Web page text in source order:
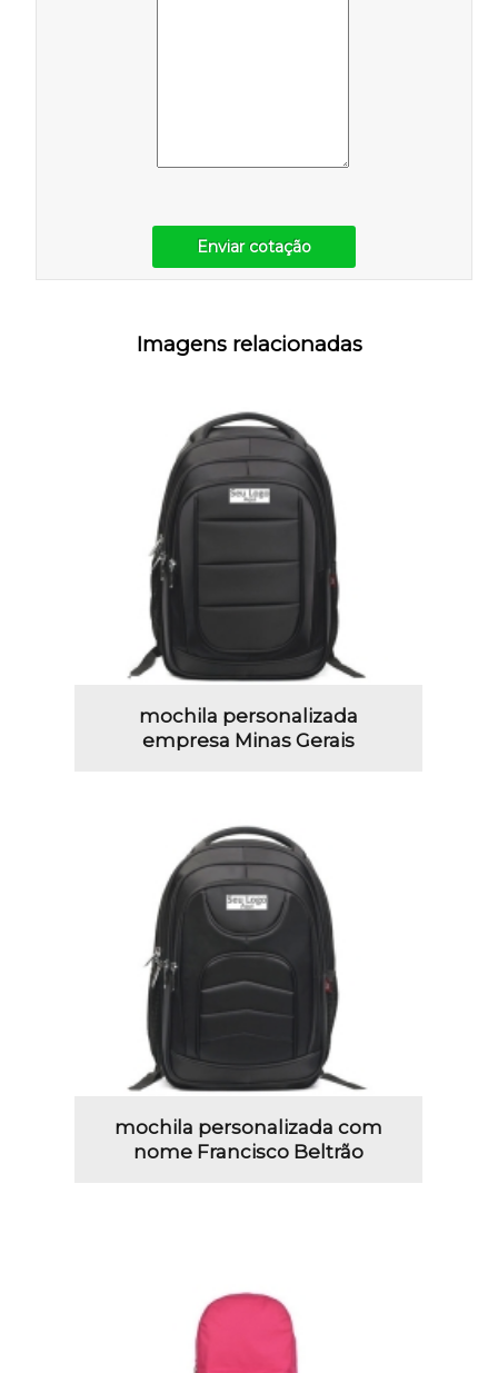
Enviar cotação
Imagens relacionadas
mochila personalizada
empresa Minas Gerais
mochila personalizada com
nome Francisco Beltrão